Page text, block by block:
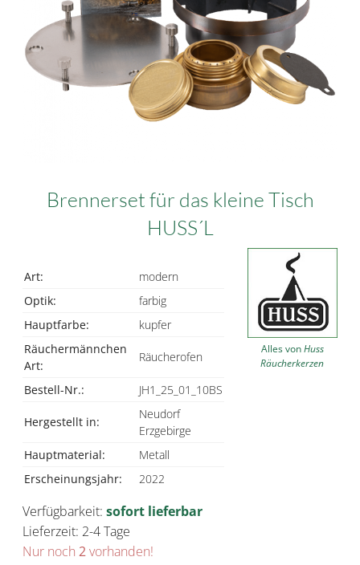
Brennerset für das kleine Tisch
HUSS´L
Art:
modern
Optik:
farbig
Hauptfarbe:
kupfer
Räuchermännchen
Art:
Räucherofen
Bestell-Nr.: JH1_25_01_10BS
Hergestellt in:
Neudorf
Erzgebirge
Hauptmaterial:
Metall
Erscheinungsjahr:
2022
Alles vonHuss
Räucherkerzen
Verfügbarkeit: sofort lieferbar
Lieferzeit: 2-4 Tage
Nur noch 2vorhanden!